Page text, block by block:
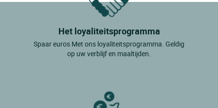
Saint Michel Des Saints
Sainte Anne Des Monts
Sainte Emelie De L Energie
Het loyaliteitsprogramma
Spaar euros Met ons loyaliteitsprogramma. Geldig
op uw verblijf en maaltijden.